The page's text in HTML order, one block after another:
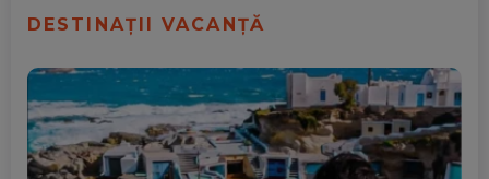
DESTINAȚII VACANȚĂ